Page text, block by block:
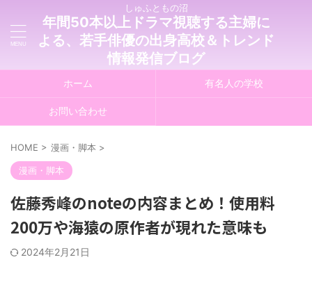
しゅふともの沼
年間50本以上ドラマ視聴する主婦に
よる、若手俳優の出身高校＆トレンド
情報発信ブログ
ホーム 有名人の学校
お問い合わせ
HOME > 漫画・脚本 >
漫画・脚本
佐藤秀峰のnoteの内容まとめ！使用料
200万や海猿の原作者が現れた意味も
2024年2月21日